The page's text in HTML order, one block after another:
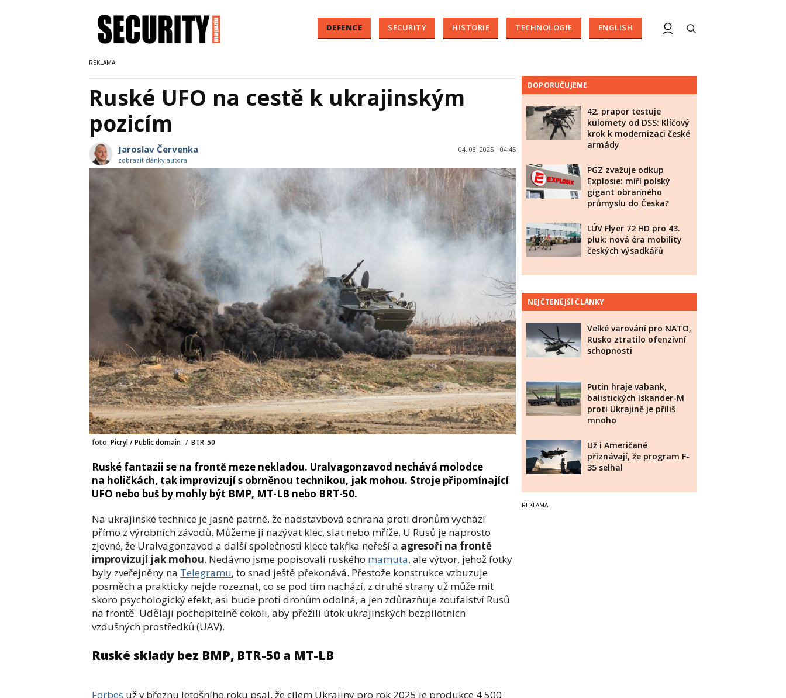
DEFENCE SECURITY HISTORIE TECHNOLOGIE ENGLISH
Ruské UFO na cestě k ukrajinským
pozicím
Jaroslav Červenka
zobrazit články autora
04. 08. 2025 04:45
foto: Picryl / Public domain / BTR-50
Ruské fantazii se na frontě meze nekladou. Uralvagonzavod nechává molodce
na holičkách, tak improvizují s obrněnou technikou, jak mohou. Stroje připomínající
UFO nebo buš by mohly být BMP, MT-LB nebo BRT-50.
Na ukrajinské technice je jasné patrné, že nadstavbová ochrana proti dronům vychází
přímo z výrobních závodů. Můžeme ji nazývat klec, slat nebo mříže. U Rusů je naprosto
zjevné, že Uralvagonzavod a další společnosti klece takřka neřeší a agresoři na frontě
improvizují jak mohou. Nedávno jsme popisovali ruského mamuta, ale výtvor, jehož fotky
byly zveřejněny na Telegramu, to snad ještě překonává. Přestože konstrukce vzbuzuje
posměch a prakticky nejde rozeznat, co se pod tím nachází, z druhé strany už může mít
skoro psychologický efekt, asi bude proti dronům odolná, a jen zdůrazňuje zoufalství Rusů
na frontě. Udělají pochopitelně cokoli, aby přežili útok ukrajinských bezpilotních
vzdušných prostředků (UAV).
Ruské sklady bez BMP, BTR-50 a MT-LB
Forbes už v březnu letošního roku psal, že cílem Ukrajiny pro rok 2025 je produkce 4 500
DOPORUČUJEME
42. prapor testuje
kulomety od DSS: Klíčový
krok k modernizaci české
armády
PGZ zvažuje odkup
Explosie: míří polský
gigant obranného
průmyslu do Česka?
LÚV Flyer 72 HD pro 43.
pluk: nová éra mobility
českých výsadkářů
NEJČTENĚJŠÍ ČLÁNKY
Velké varování pro NATO,
Rusko ztratilo ofenzivní
schopnosti
Putin hraje vabank,
balistických Iskander-M
proti Ukrajině je příliš
mnoho
Už i Američané
přiznávají, že program F-
35 selhal